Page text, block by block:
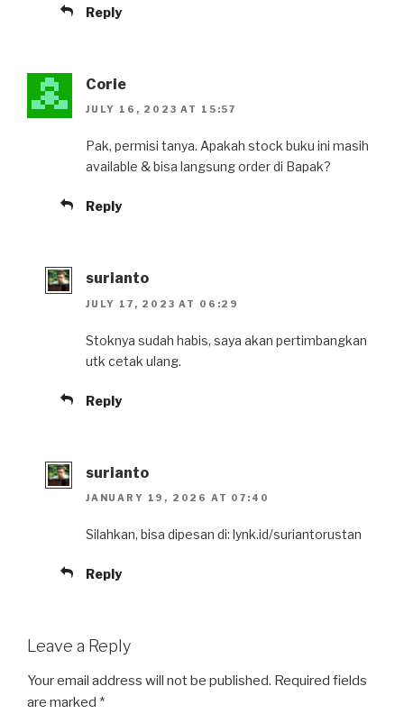
Reply
Corie
JULY 16, 2023 AT 15:57
Pak, permisi tanya. Apakah stock buku ini masih
available & bisa langsung order di Bapak?
Reply
surianto
JULY 17, 2023 AT 06:29
Stoknya sudah habis, saya akan pertimbangkan
utk cetak ulang.
Reply
surianto
JANUARY 19, 2026 AT 07:40
Silahkan, bisa dipesan di: lynk.id/suriantorustan
Reply
Leave a Reply
Your email address will not be published. Required fields
are marked *